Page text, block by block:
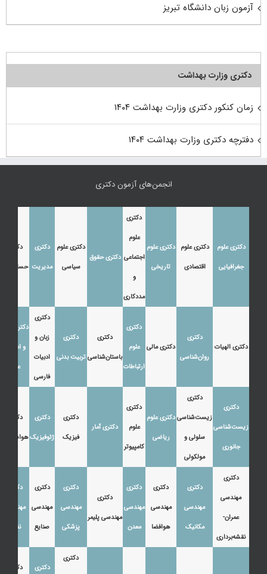
آزمون زبان دانشگاه تبریز
دکتری وزارت بهداشت
زمان کنکور دکتری وزارت بهداشت ۱۴۰۴
دفترچه دکتری وزارت بهداشت ۱۴۰۴
انجمن‌های آزمون دکتری
دکتری علوم
جغرافیایی
دکتری علوم
اقتصادی
دکتری علوم
تاریخی
دکتری
علوم
اجتماعی
و
مددکاری
دکتری حقوق
دکتری علوم
سیاسی
دکتری
مدیریت
دکتری
حسابداری
دکتری الهیات
دکتری
روان‌شناسی
دکتری مالی
دکتری
علوم
ارتباطات
دکتری
باستان‌شناسی
دکتری
تربیت بدنی
دکتری
زبان و
ادبیات
فارسی
دکتری زبان
و ادبیات
عرب
دکتری
زیست‌شناسی
جانوری
دکتری
زیست‌شناسی
سلولی و
مولکولی
دکتری علوم
ریاضی
دکتری
علوم
کامپیوتر
دکتری آمار
دکتری
فیزیک
دکتری
ژئوفیزیک
دکتری
هواشناسی
دکتری
مهندسی
عمران-
نقشه‌برداری
دکتری
مهندسی
مکانیک
دکتری
مهندسی
هوافضا
دکتری
مهندسی
معدن
دکتری
مهندسی پلیمر
دکتری
مهندسی
پزشکی
دکتری
مهندسی
صنایع
دکتری
مهندسی
نفت
دکتری
دکتری دکتری